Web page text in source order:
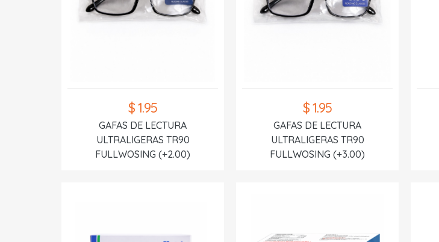
$ 1.95
GAFAS DE LECTURA
ULTRALIGERAS TR90
FULLWOSING (+2.00)
$ 1.95
GAFAS DE LECTURA
ULTRALIGERAS TR90
FULLWOSING (+3.00)